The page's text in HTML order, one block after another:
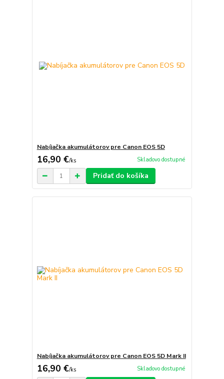
Nabíjačka akumulátorov pre Canon EOS 5D
16,90 €/ks Skladovo dostupné
Pridať do košíka
Nabíjačka akumulátorov pre Canon EOS 5D Mark II
16,90 €/ks Skladovo dostupné